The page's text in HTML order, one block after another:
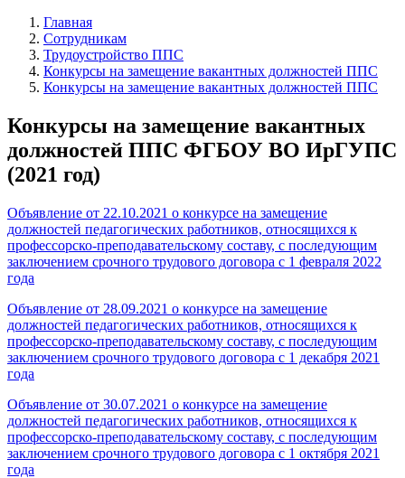
Главная
Сотрудникам
Трудоустройство ППС
Конкурсы на замещение вакантных должностей ППС
Конкурсы на замещение вакантных должностей ППС
Конкурсы на замещение вакантных
должностей ППС ФГБОУ ВО ИрГУПС
(2021 год)
Объявление от 22.10.2021 о конкурсе на замещение
должностей педагогических работников, относящихся к
профессорско-преподавательскому составу, с последующим
заключением срочного трудового договора с 1 февраля 2022
года
Объявление от 28.09.2021 о конкурсе на замещение
должностей педагогических работников, относящихся к
профессорско-преподавательскому составу, с последующим
заключением срочного трудового договора с 1 декабря 2021
года
Объявление от 30.07.2021 о конкурсе на замещение
должностей педагогических работников, относящихся к
профессорско-преподавательскому составу, с последующим
заключением срочного трудового договора с 1 октября 2021
года